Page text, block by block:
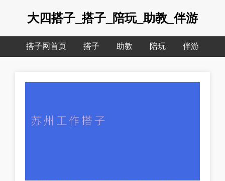
大四搭子_搭子_陪玩_助教_伴游
搭子网首页 搭子 助教 陪玩 伴游